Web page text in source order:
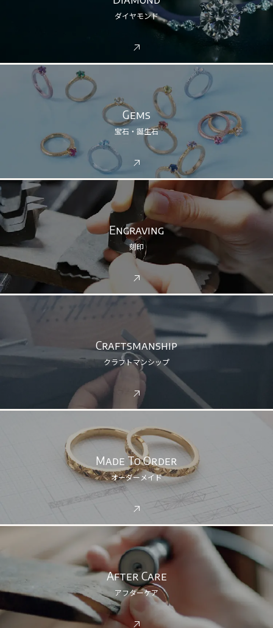
ダイヤモンド
Gems
宝石・誕生石
Engraving
刻印
Craftsmanship
クラフトマンシップ
Made To Order
オーダーメイド
After Care
アフターケア